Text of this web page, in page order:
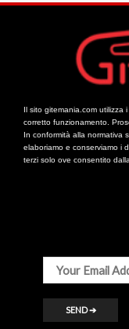
Il sito gitemania.com utilizza
corretto funzionamento.
In conformità alla normativa
elaboriamo e conserviamo i
terzi solo ove consentito